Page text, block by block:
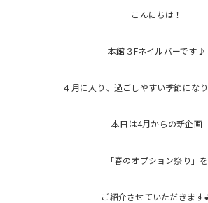
こんにちは！
本館３Fネイルバーです♪
４月に入り、過ごしやすい季節にな
本日は4月からの新企画
「春のオプション祭り」を
ご紹介させていただきます